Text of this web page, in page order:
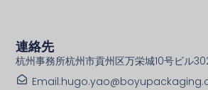
連絡先
杭州事務所杭州市貢州区万栄城10号ビル